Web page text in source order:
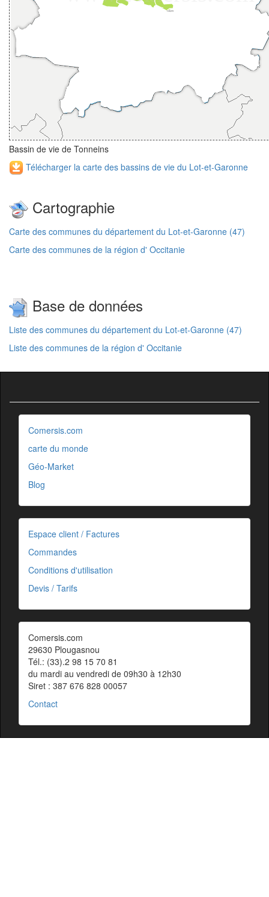
Bassin de vie de Tonneins
Télécharger la carte des bassins de vie du Lot-et-Garonne
Cartographie
Carte des communes du département du Lot-et-Garonne (47)
Carte des communes de la région d' Occitanie
Base de données
Liste des communes du département du Lot-et-Garonne (47)
Liste des communes de la région d' Occitanie
Comersis.com
carte du monde
Géo-Market
Blog
Espace client / Factures
Commandes
Conditions d'utilisation
Devis / Tarifs
Comersis.com
29630 Plougasnou
Tél.: (33).2 98 15 70 81
du mardi au vendredi de 09h30 à 12h30
Siret : 387 676 828 00057
Contact